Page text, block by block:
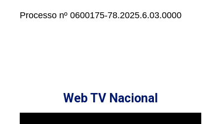
Processo nº 0600175-78.2025.6.03.0000
Web TV Nacional